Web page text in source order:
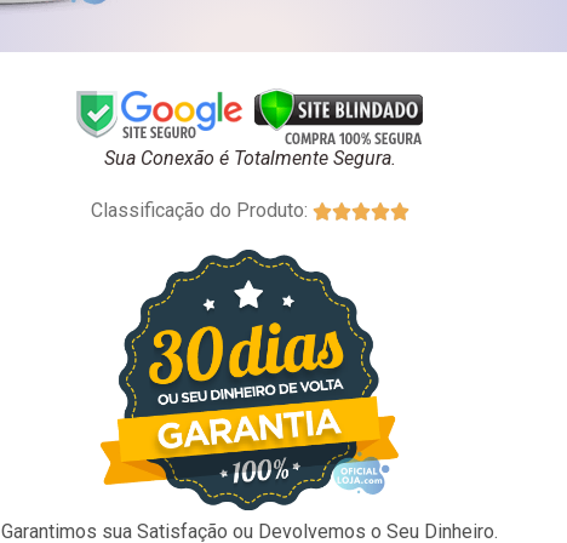
Sua Conexão é Totalmente Segura.
Classificação do Produto: 
Garantimos sua Satisfação ou Devolvemos o Seu Dinheiro.